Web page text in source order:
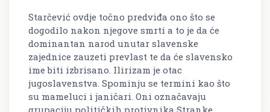
Starčević ovdje točno predviđa ono što se
dogodilo nakon njegove smrti a to je da će
dominantan narod unutar slavenske
zajednice zauzeti prevlast te da će slavensko
ime biti izbrisano. Ilirizam je otac
jugoslavenstva. Spominju se termini kao što
su mameluci i janičari. Oni označavaju